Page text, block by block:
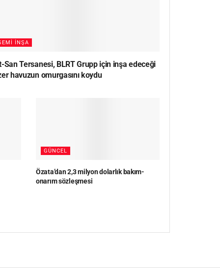
İNŞA
San Tersanesi, BLRT Grupp için inşa edeceği
havuzun omurgasını koydu
GÜNCEL
Özata’dan 2,3 milyon dolarlık bakım-
onarım sözleşmesi